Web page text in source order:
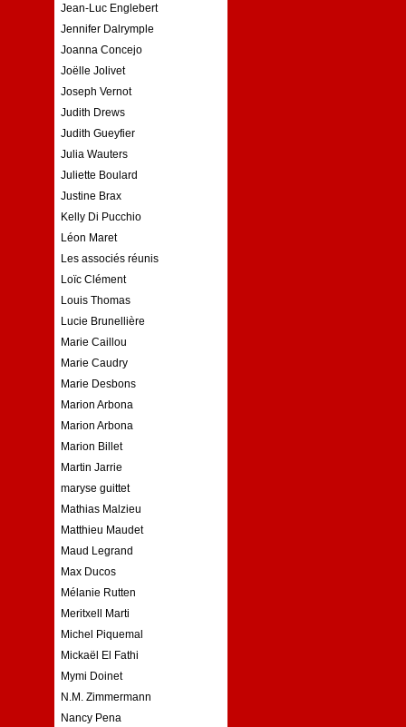
Jean-Luc Englebert
Jennifer Dalrymple
Joanna Concejo
Joëlle Jolivet
Joseph Vernot
Judith Drews
Judith Gueyfier
Julia Wauters
Juliette Boulard
Justine Brax
Kelly Di Pucchio
Léon Maret
Les associés réunis
Loïc Clément
Louis Thomas
Lucie Brunellière
Marie Caillou
Marie Caudry
Marie Desbons
Marion Arbona
Marion Arbona
Marion Billet
Martin Jarrie
maryse guittet
Mathias Malzieu
Matthieu Maudet
Maud Legrand
Max Ducos
Mélanie Rutten
Meritxell Marti
Michel Piquemal
Mickaël El Fathi
Mymi Doinet
N.M. Zimmermann
Nancy Pena